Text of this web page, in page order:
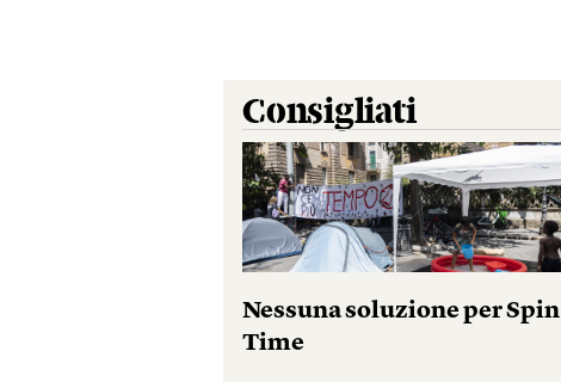
Consigliati
Nessuna soluzione per Spin
Time